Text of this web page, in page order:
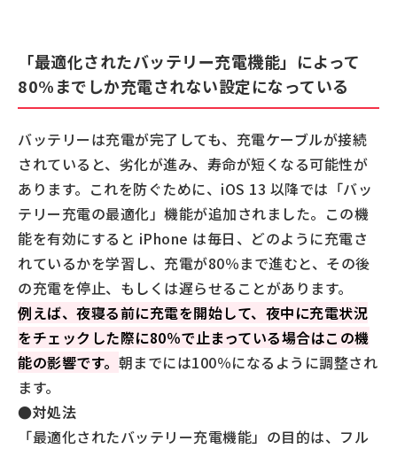
「最適化されたバッテリー充電機能」によって
80%までしか充電されない設定になっている
バッテリーは充電が完了しても、充電ケーブルが接続
されていると、劣化が進み、寿命が短くなる可能性が
あります。これを防ぐために、iOS 13 以降では「バッ
テリー充電の最適化」機能が追加されました。この機
能を有効にすると iPhone は毎日、どのように充電さ
れているかを学習し、充電が80％まで進むと、その後
の充電を停止、もしくは遅らせることがあります。
例えば、夜寝る前に充電を開始して、夜中に充電状況
をチェックした際に80％で止まっている場合はこの機
能の影響です。 朝までには100％になるように調整され
ます。
●対処法
「最適化されたバッテリー充電機能」の目的は、フル